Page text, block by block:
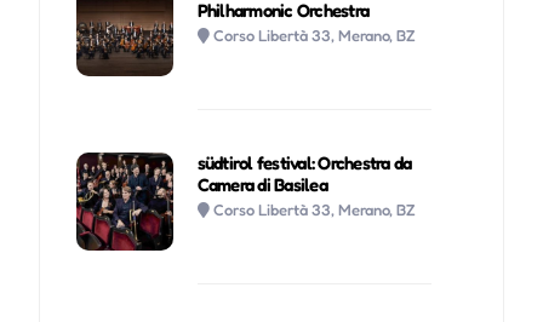
Philharmonic Orchestra
Corso Libertà 33, Merano, BZ
südtirol festival: Orchestra da
Camera di Basilea
Corso Libertà 33, Merano, BZ